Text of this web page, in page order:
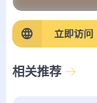
立即访问
相关推荐